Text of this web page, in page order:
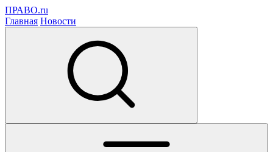
ПРАВО.ru
Главная Новости